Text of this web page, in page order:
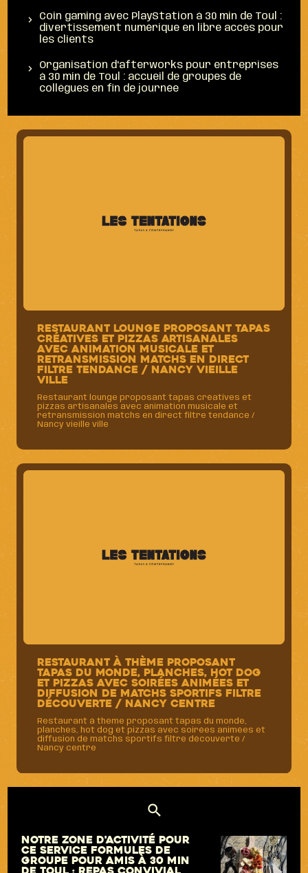
Coin gaming avec PlayStation à 30 min de Toul :
divertissement numérique en libre accès pour
les clients
Organisation d'afterworks pour entreprises
à 30 min de Toul : accueil de groupes de
collègues en fin de journée
Restaurant lounge proposant tapas
créatives et pizzas artisanales
avec animation musicale et
retransmission matchs en direct
filtre tendance / Nancy vieille
ville
Restaurant lounge proposant tapas créatives et
pizzas artisanales avec animation musicale et
retransmission matchs en direct filtre tendance /
Nancy vieille ville
Restaurant à thème proposant
tapas du monde, planches, hot dog
et pizzas avec soirées animées et
diffusion de matchs sportifs filtre
découverte / Nancy centre
Restaurant à thème proposant tapas du monde,
planches, hot dog et pizzas avec soirées animées et
diffusion de matchs sportifs filtre découverte /
Nancy centre
Notre zone d'activité pour
ce service Formules de
groupe pour amis à 30 min